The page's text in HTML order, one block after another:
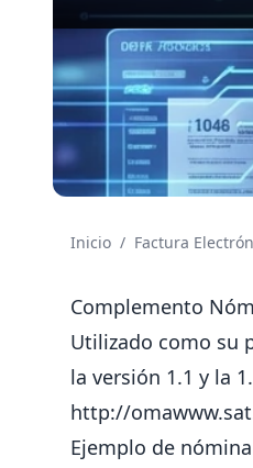
Inicio / Factura
Complemento
Utilizado como su
la versión 1.1 y la
http://
Ejemplo de